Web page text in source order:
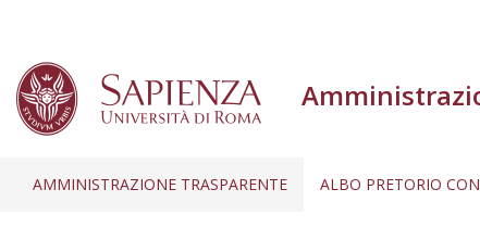
AMMINISTRAZIONE TRASPARENTE ALBO PRETORIO